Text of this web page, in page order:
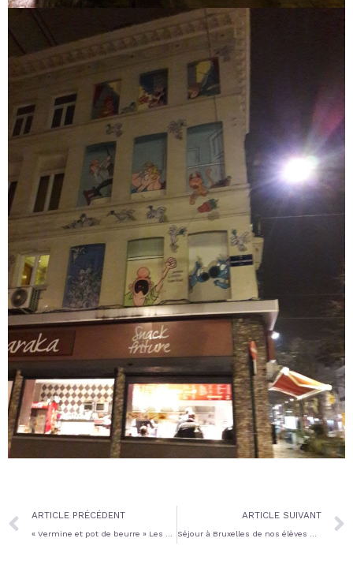
Prev
ARTICLE PRÉCÉDENT ARTICLE SUIVANT